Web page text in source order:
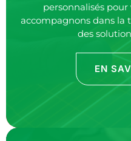
personnalisés pour
accompagnons dans la
des
EN